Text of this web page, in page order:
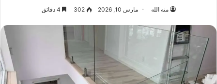
منه الله مارس 10, 2026 302